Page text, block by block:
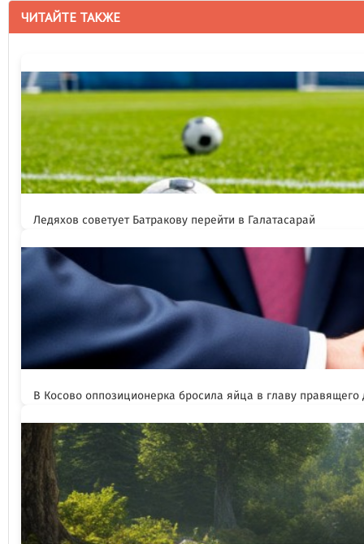
ЧИТАЙТЕ ТАКЖЕ
Ледяхов советует Батракову перейти в Галатасарай
В Косово оппозиционерка бросила яйца в главу